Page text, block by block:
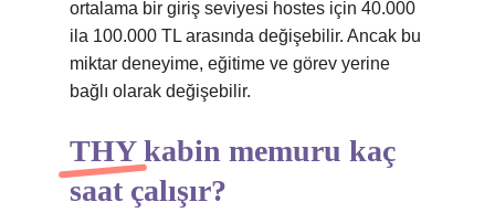
ortalama bir giriş seviyesi hostes için 40.000
ila 100.000 TL arasında değişebilir. Ancak bu
miktar deneyime, eğitime ve görev yerine
bağlı olarak değişebilir.
THY kabin memuru kaç
saat çalışır?